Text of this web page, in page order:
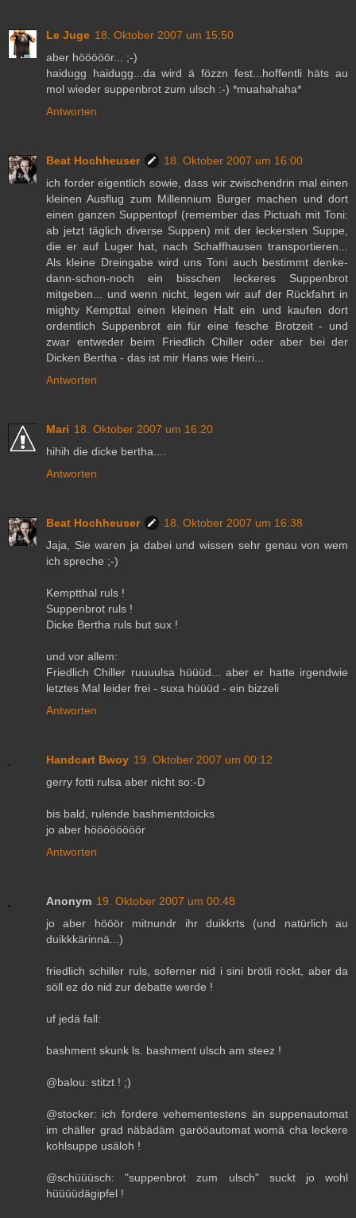
Le Juge 18. Oktober 2007 um 15:50
aber hööööör... ;-)
haidugg haidugg...da wird ä fözzn fest...hoffentli häts au
mol wieder suppenbrot zum ulsch :-) *muahahaha*
Antworten
Beat Hochheuser
18. Oktober 2007 um 16:00
ich forder eigentlich sowie, dass wir zwischendrin mal einen
kleinen Ausflug zum Millennium Burger machen und dort
einen ganzen Suppentopf (remember das Pictuah mit Toni:
ab jetzt täglich diverse Suppen) mit der leckersten Suppe,
die er auf Luger hat, nach Schaffhausen transportieren...
Als kleine Dreingabe wird uns Toni auch bestimmt denke-
dann-schon-noch ein bisschen leckeres Suppenbrot
mitgeben... und wenn nicht, legen wir auf der Rückfahrt in
mighty Kempttal einen kleinen Halt ein und kaufen dort
ordentlich Suppenbrot ein für eine fesche Brotzeit - und
zwar entweder beim Friedlich Chiller oder aber bei der
Dicken Bertha - das ist mir Hans wie Heiri...
Antworten
Mari 18. Oktober 2007 um 16:20
hihih die dicke bertha....
Antworten
Beat Hochheuser
18. Oktober 2007 um 16:38
Jaja, Sie waren ja dabei und wissen sehr genau von wem
ich spreche ;-)
Kemptthal ruls !
Suppenbrot ruls !
Dicke Bertha ruls but sux !
und vor allem:
Friedlich Chiller ruuuulsa hüüüd... aber er hatte irgendwie
letztes Mal leider frei - suxa hüüüd - ein bizzeli
Antworten
Handcart Bwoy 19. Oktober 2007 um 00:12
gerry fotti rulsa aber nicht so:-D
bis bald, rulende bashmentdoicks
jo aber höööööööör
Antworten
Anonym 19. Oktober 2007 um 00:48
jo aber hööör mitnundr ihr duikkrts (und natürlich au
duikkkärinnä...)
friedlich schiller ruls, soferner nid i sini brötli röckt, aber da
söll ez do nid zur debatte werde !
uf jedä fall:
bashment skunk ls. bashment ulsch am steez !
@balou: stitzt ! ;)
@stocker: ich fordere vehementestens än suppenautomat
im chäller grad näbädäm garööautomat womä cha leckere
kohlsuppe usäloh !
@schüüüsch: "suppenbrot zum ulsch" suckt jo wohl
hüüüüdägipfel !